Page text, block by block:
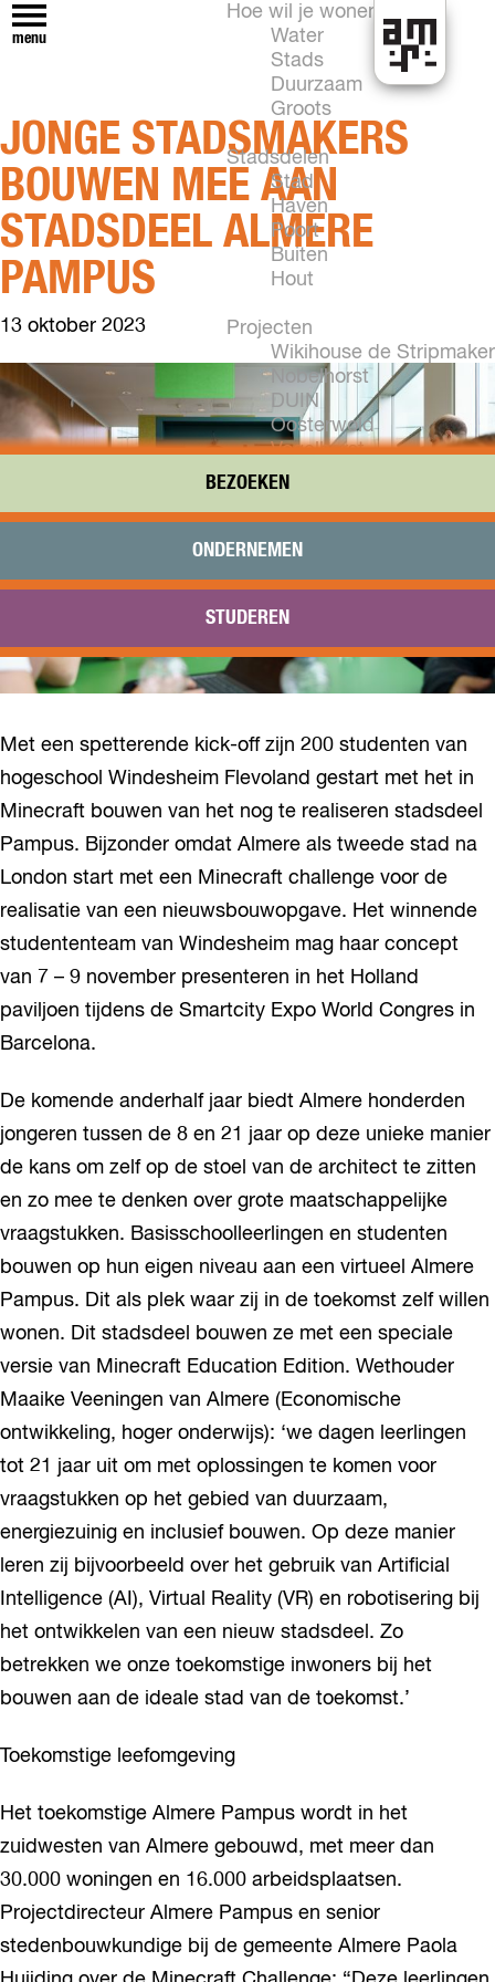
H
t
k
e
e
menu
Hoe wil je wonen?
Water
Stads
Duurzaam
Groots
Stadsdelen
Stad
Haven
Poort
Buiten
Hout
Projecten
Wikihouse de Stripmaker
Nobelhorst
DUIN
Oosterwold
Vogelhorst
New Brooklyn
Praktisch
Onderwijs
Bezoeken
Bereikbaarheid
BEZOEKEN
ONDERNEMEN
STUDEREN
JONGE STADSMAKERS
BOUWEN MEE AAN
STADSDEEL ALMERE
PAMPUS
13 oktober 2023
Met een spetterende kick-off zijn 200 studenten van
hogeschool Windesheim Flevoland gestart met het in
Minecraft bouwen van het nog te realiseren stadsdeel
Pampus. Bijzonder omdat Almere als tweede stad na
London start met een Minecraft challenge voor de
realisatie van een nieuwsbouwopgave. Het winnende
studententeam van Windesheim mag haar concept
van 7 – 9 november presenteren in het Holland
paviljoen tijdens de Smartcity Expo World Congres in
Barcelona.
De komende anderhalf jaar biedt Almere honderden
jongeren tussen de 8 en 21 jaar op deze unieke manier
de kans om zelf op de stoel van de architect te zitten
en zo mee te denken over grote maatschappelijke
vraagstukken. Basisschoolleerlingen en studenten
bouwen op hun eigen niveau aan een virtueel Almere
Pampus. Dit als plek waar zij in de toekomst zelf willen
wonen. Dit stadsdeel bouwen ze met een speciale
versie van Minecraft Education Edition. Wethouder
Maaike Veeningen van Almere (Economische
ontwikkeling, hoger onderwijs): ‘we dagen leerlingen
tot 21 jaar uit om met oplossingen te komen voor
vraagstukken op het gebied van duurzaam,
energiezuinig en inclusief bouwen. Op deze manier
leren zij bijvoorbeeld over het gebruik van Artificial
Intelligence (AI), Virtual Reality (VR) en robotisering bij
het ontwikkelen van een nieuw stadsdeel. Zo
betrekken we onze toekomstige inwoners bij het
bouwen aan de ideale stad van de toekomst.’
Toekomstige leefomgeving
Het toekomstige Almere Pampus wordt in het
zuidwesten van Almere gebouwd, met meer dan
30.000 woningen en 16.000 arbeidsplaatsen.
Projectdirecteur Almere Pampus en senior
stedenbouwkundige bij de gemeente Almere Paola